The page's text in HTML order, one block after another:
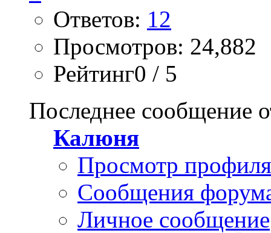
Ответов: 12
Просмотров: 24,882
Рейтинг0 / 5
Последнее сообщение
Калюня
Просмотр профиля
Сообщения
Личное сообщение